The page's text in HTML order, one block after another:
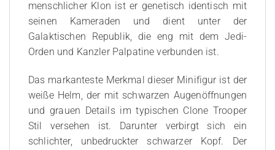
menschlicher Klon ist er genetisch identisch mit
seinen Kameraden und dient unter der
Galaktischen Republik, die eng mit dem Jedi-
Orden und Kanzler Palpatine verbunden ist.
Das markanteste Merkmal dieser Minifigur ist der
weiße Helm, der mit schwarzen Augenöffnungen
und grauen Details im typischen Clone Trooper
Stil versehen ist. Darunter verbirgt sich ein
schlichter, unbedruckter schwarzer Kopf. Der